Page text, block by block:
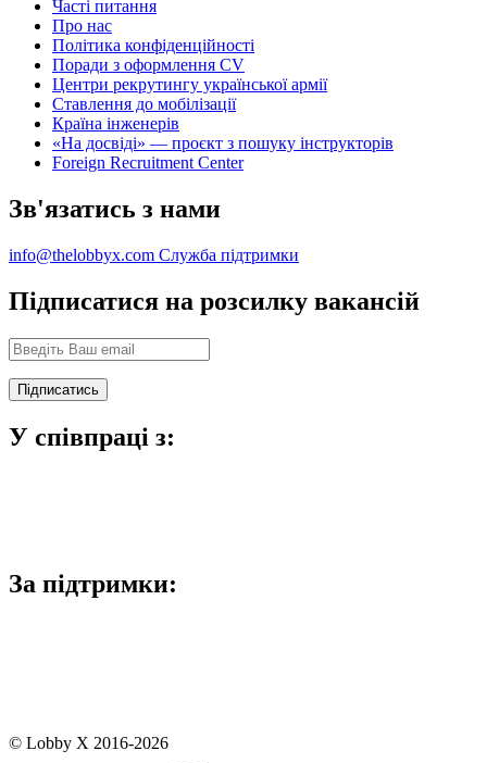
Часті питання
Про нас
Політика конфіденційності
Поради з оформлення CV
Центри рекрутингу української армії
Ставлення до мобілізації
Країна інженерів
«На досвіді» — проєкт з пошуку інструкторів
Foreign Recruitment Center
Зв'язатись з нами
info@thelobbyx.com Служба підтримки
Підписатися на розсилку вакансій
У співпраці з:
За підтримки:
© Lobby X 2016-2026